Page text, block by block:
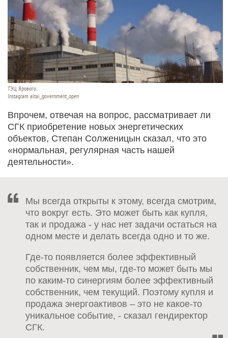
ТЭЦ Ярового.
Instagram altai_government_open
Впрочем, отвечая на вопрос, рассматривает ли
СГК приобретение новых энергетических
объектов, Степан Солженицын сказал, что это
«нормальная, регулярная часть нашей
деятельности».
Мы всегда открыты к этому, всегда смотрим,
что вокруг есть. Это может быть как купля,
так и продажа - у нас нет задачи остаться на
одном месте и делать всегда одно и то же.
Где-то появляется более эффективный
собственник, чем мы, где-то может быть мы
по каким-то синергиям более эффективный
собственник, чем текущий. Поэтому купля и
продажа энергоактивов – это не какое-то
уникальное событие, - сказал гендиректор
СГК.